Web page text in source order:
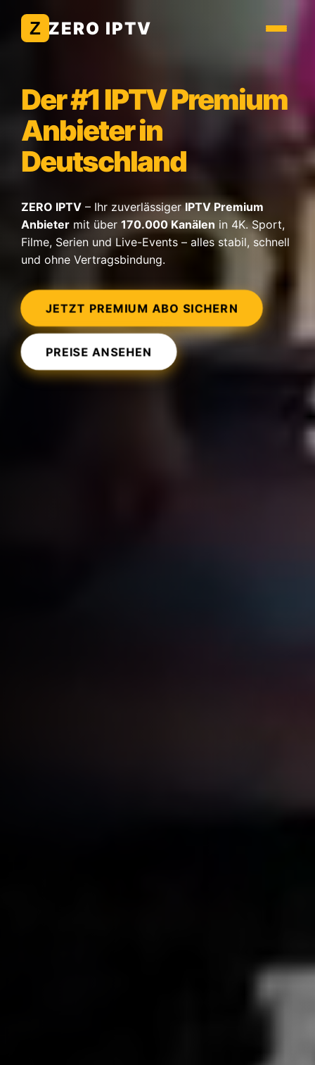
ZERO IPTV Menü öffnen
Der #1 IPTV Premium
Anbieter in
Deutschland
ZERO IPTV – Ihr zuverlässigerIPTV Premium
Anbieter mit über 170.000 Kanälen in 4K. Sport,
Filme, Serien und Live-Events – alles stabil, schnell
und ohne Vertragsbindung.
JETZT PREMIUM ABO SICHERN
PREISE ANSEHEN